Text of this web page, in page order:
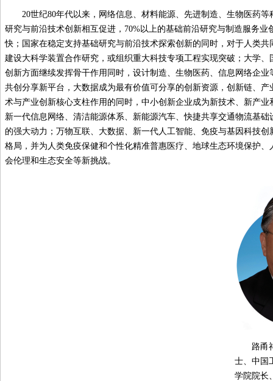
20世纪80年代以来，网络信息、材料能源、先进制造、生物医药
研究与前沿技术创新相互促进，70%以上的基础前沿研究与制造服务
快；国家在稳定支持基础研究与前沿技术探索创新的同时，对于人类
建设大科学装置合作研究，或组织重大科技专项工程实现突破；大学
创新方面继续发挥骨干作用同时，设计制造、生物医药、信息网络企
共创分享新平台，大数据成为最有价值可分享的创新资源，创新链、
术与产业创新核心支柱作用的同时，中小创新企业成为新技术、新产
新一代信息网络、清洁能源体系、新能源汽车、快捷共享交通物流基
的强大动力；万物互联、大数据、新一代人工智能、免疫与基因科技
格局，并为人类免疫保健和个性化精准普惠医疗、地球生态环境保护
会伦理和生态安全等新挑战。
路甬
士、中国
学院院长